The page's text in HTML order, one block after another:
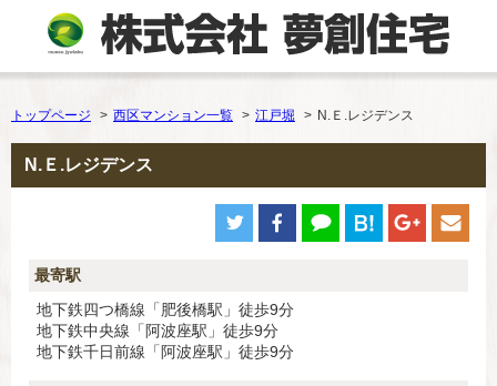
トップページ 西区マンション一覧 江戸堀 N.Ｅ.レジデンス
N.Ｅ.レジデンス
最寄駅
地下鉄四つ橋線「肥後橋駅」徒歩9分
地下鉄中央線「阿波座駅」徒歩9分
地下鉄千日前線「阿波座駅」徒歩9分